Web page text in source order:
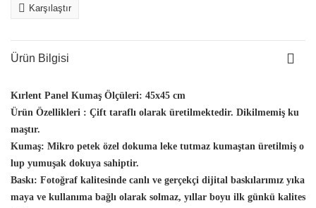
Karşılaştır
Ürün Bilgisi
Kırlent Panel Kumaş Ölçüleri: 45x45 cm
Ürün Özellikleri : Çift taraflı olarak üretilmektedir. Dikilmemiş ku
maştır.
Kumaş: Mikro petek özel dokuma leke tutmaz kumaştan üretilmiş o
lup yumuşak dokuya sahiptir.
Baskı: Fotoğraf kalitesinde canlı ve gerçekçi dijital baskılarımız yıka
maya ve kullanıma bağlı olarak solmaz, yıllar boyu ilk günkü kalites